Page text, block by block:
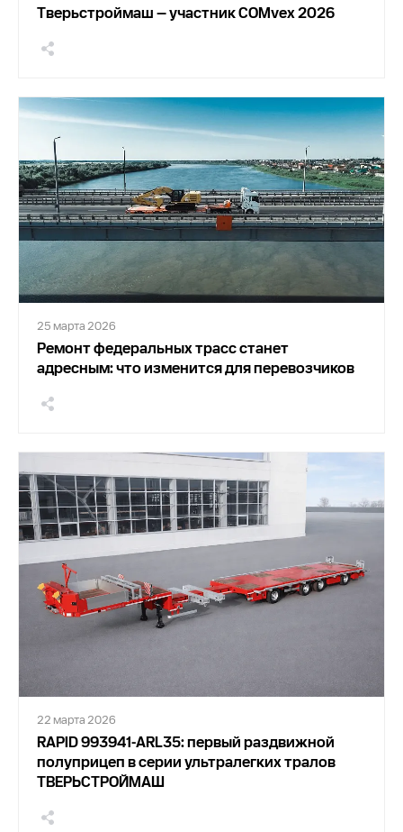
Тверьстроймаш — участник COMvex 2026
25 марта 2026
Ремонт федеральных трасс станет
адресным: что изменится для перевозчиков
22 марта 2026
RAPID 993941-ARL35: первый раздвижной
полуприцеп в серии ультралегких тралов
ТВЕРЬСТРОЙМАШ